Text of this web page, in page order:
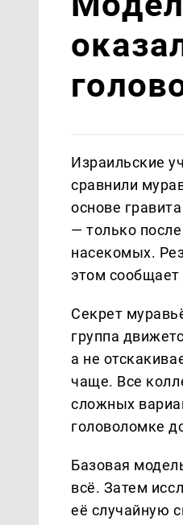
Израильские
сравнили
основе
— только
насекомых.
этом сообщает
Секрет
группа
а не
чаще. Все
сложных
головоломке
Базовая
всё. Затем
её случайную